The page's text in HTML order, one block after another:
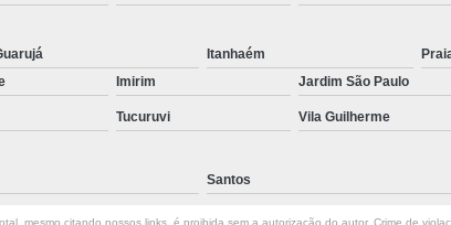
Tratamento para a Calvície
Tratamento para Calvície com
Itanhaém
Imirim Jardim São Paulo
Tucuruvi Vila Guilherme
Santos
mesmo citando nossos links, é proibida sem a autorização do autor. Crime de